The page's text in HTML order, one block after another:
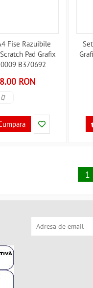
Fise Razuibile
Pad Grafix
B370692
RON
1